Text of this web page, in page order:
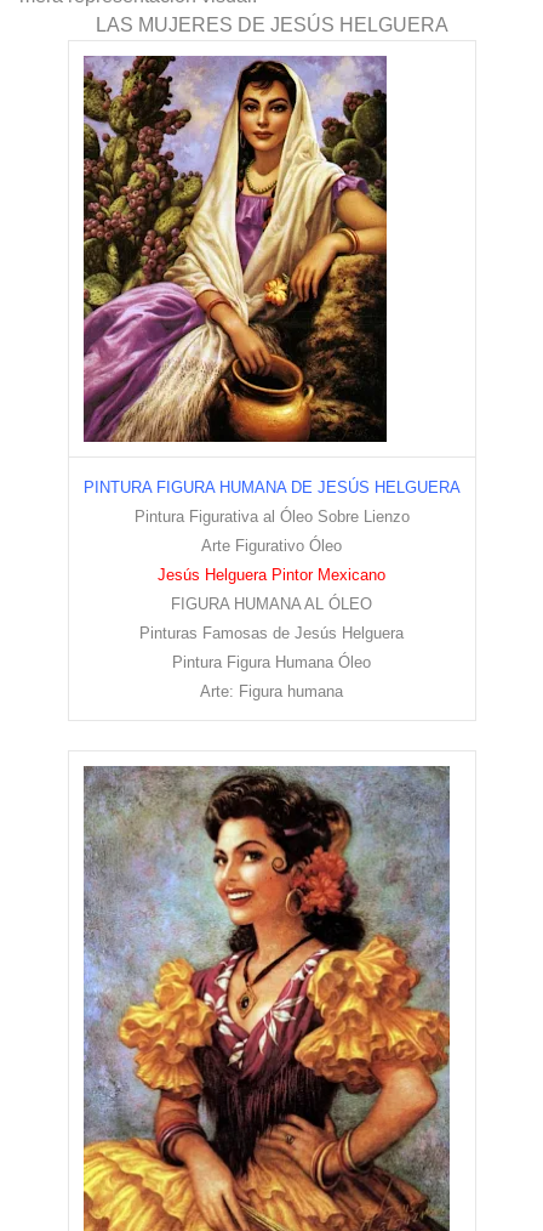
LAS MUJERES DE JESÚS HELGUERA
PINTURA FIGURA HUMANA DE JESÚS HELGUERA
Pintura Figurativa al Óleo Sobre Lienzo
Arte Figurativo Óleo
Jesús Helguera Pintor Mexicano
FIGURA HUMANA AL ÓLEO
Pinturas Famosas de Jesús Helguera
Pintura Figura Humana Óleo
Arte: Figura humana